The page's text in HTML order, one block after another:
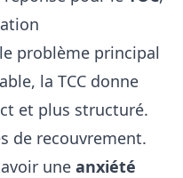
problème principal
la TCC donne
et plus structuré.
de recouvrement.
une anxiété